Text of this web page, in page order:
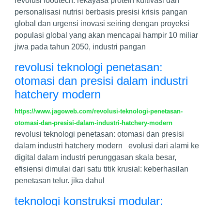
personalisasi nutrisi berbasis presisi krisis pangan
global dan urgensi inovasi seiring dengan proyeksi
populasi global yang akan mencapai hampir 10 miliar
jiwa pada tahun 2050, industri pangan
revolusi teknologi penetasan:
otomasi dan presisi dalam industri
hatchery modern
https://www.jagoweb.com/revolusi-teknologi-penetasan-
otomasi-dan-presisi-dalam-industri-hatchery-modern
revolusi teknologi penetasan: otomasi dan presisi
dalam industri hatchery modern evolusi dari alami ke
digital dalam industri perunggasan skala besar,
efisiensi dimulai dari satu titik krusial: keberhasilan
penetasan telur. jika dahul
teknologi konstruksi modular: